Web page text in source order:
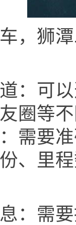
，狮
：可
圈等
需要
、里
：需